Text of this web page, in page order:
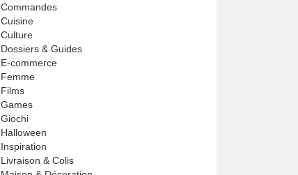
Commandes
Cuisine
Culture
Dossiers & Guides
E-commerce
Femme
Films
Games
Giochi
Halloween
Inspiration
Livraison & Colis